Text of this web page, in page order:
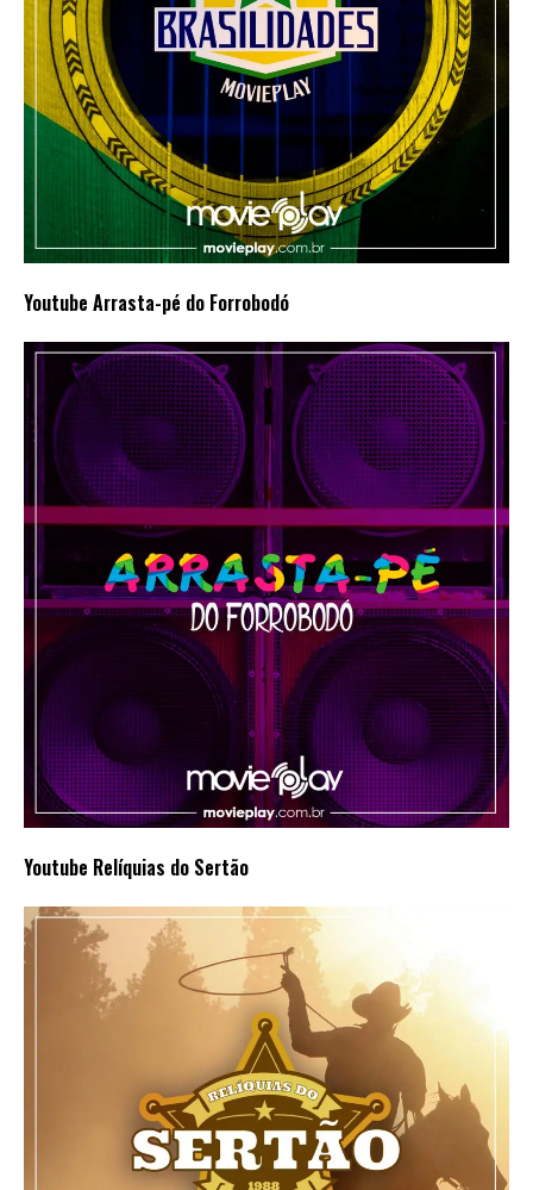
Youtube Arrasta-pé do Forrobodó
Youtube Relíquias do Sertão